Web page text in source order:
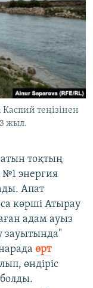
теңізінен
жыл.
тоқтың
№1 энергия
Апат
көрші Атырау
адам ауыз
зауытында"
өрт
өндіріс